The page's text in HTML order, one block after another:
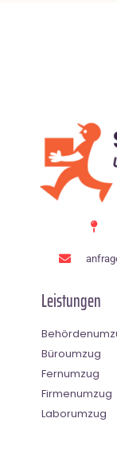
Leistungen
Büroumzug
Fernumzug
Firmenumzug
Laborumzug